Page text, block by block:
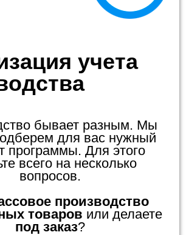
учета
бывает разным. Мы
для вас нужный
программы. Для этого
всего на несколько
вопросов.
производство
товаров или делаете
под заказ?